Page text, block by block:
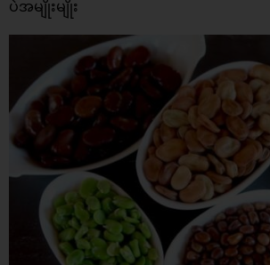
ပဲအမျိုးမျိုး